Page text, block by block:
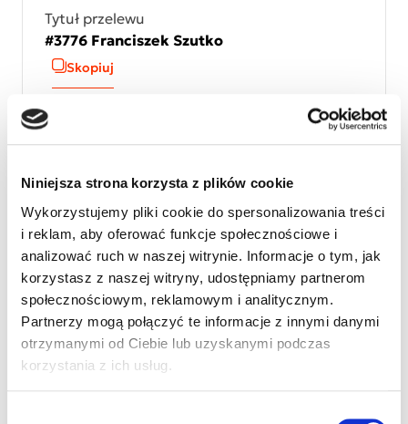
Niniejsza strona korzysta z plików cookie
Wykorzystujemy pliki cookie do spersonalizowania treści
i reklam, aby oferować funkcje społecznościowe i
analizować ruch w naszej witrynie. Informacje o tym, jak
korzystasz z naszej witryny, udostępniamy partnerom
społecznościowym, reklamowym i analitycznym.
Partnerzy mogą połączyć te informacje z innymi danymi
otrzymanymi od Ciebie lub uzyskanymi podczas
korzystania z ich usług.
Tytuł przelewu
#3776 Franciszek Szutko
Skopiuj
Przekaż 1,5% podatku
Cel szczegółowy
#3776 Franciszek Szutko
Skopiuj
Numer KRS
KRS 0000127075
Skopiuj numer KRS